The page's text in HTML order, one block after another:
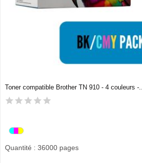
Toner compatible Brother TN 910 - 4 couleurs -...
Quantité : 36000 pages